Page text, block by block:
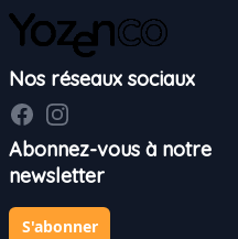
Nos réseaux sociaux
FacebookInstagram
Abonnez-vous à notre
newsletter
S'abonner